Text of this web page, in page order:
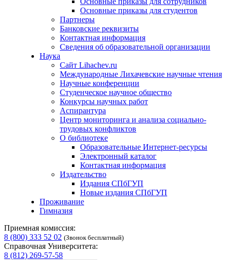
Основные приказы для студентов
Партнеры
Банковские реквизиты
Контактная информация
Сведения об образовательной организации
Наука
Сайт Lihachev.ru
Международные Лихачевские научные чтения
Научные конференции
Студенческое научное общество
Конкурсы научных работ
Аспирантура
Центр мониторинга и анализа социально-
трудовых конфликтов
О библиотеке
Образовательные Интернет-ресурсы
Электронный каталог
Контактная информация
Издательство
Издания СПбГУП
Новые издания СПбГУП
Проживание
Гимназия
Приемная комиссия:
8 (800) 333 52 02 (Звонок бесплатный)
Справочная Университета:
8 (812) 269-57-58